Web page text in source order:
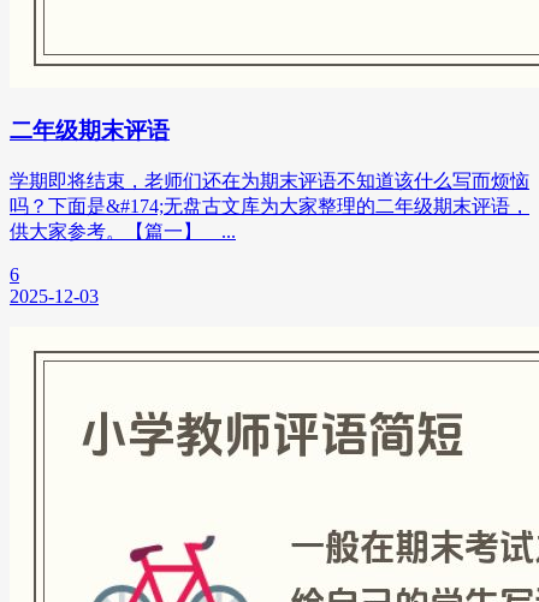
二年级期末评语
学期即将结束，老师们还在为期末评语不知道该什么写而烦恼
吗？下面是&#174;无盘古文库为大家整理的二年级期末评语，
供大家参考。【篇一】 ...
6
2025-12-03